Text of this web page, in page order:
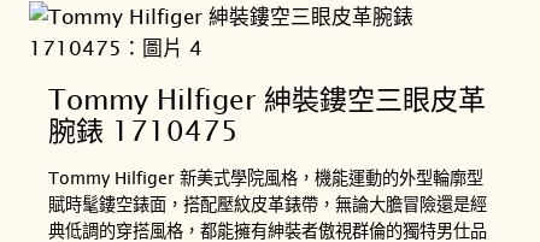
Tommy Hilfiger 紳裝鏤空三眼皮革
腕錶 1710475
Tommy Hilfiger 新美式學院風格，機能運動的外型輪廓型
賦時髦鏤空錶面，搭配壓紋皮革錶帶，無論大膽冒險還是經
典低調的穿搭風格，都能擁有紳裝者傲視群倫的獨特男仕品